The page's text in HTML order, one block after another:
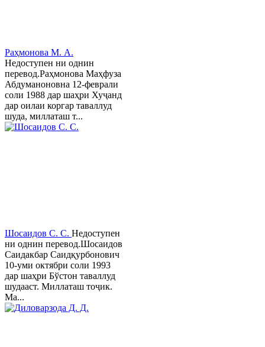
Раҳмонова М. А.
Недоступен ни однин
перевод.Раҳмонова Маҳфуза
Абдуманоновна 12-феврали
соли 1988 дар шаҳри Хуҷанд
дар оилаи коргар таваллуд
шуда, миллаташ т...
Шосаидов С. С. Недоступен
ни однин перевод.Шосаидов
Саидакбар Саидқурбонович
10-уми октябри соли 1993
дар шаҳри Бўстон таваллуд
шудааст. Миллаташ тоҷик.
Ма...